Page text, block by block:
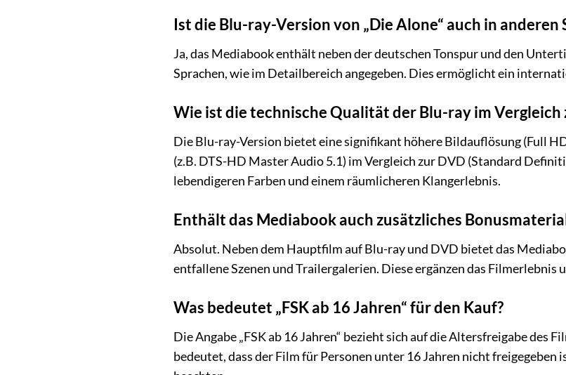
Ist die Blu-ray-Version von „Die Alone“ auch in anderen
Ja, das Mediabook enthält neben der deutschen Tonspur und den
Sprachen, wie im Detailbereich angegeben. Dies ermöglicht ein
Wie ist die technische Qualität der Blu-ray im Vergleich
Die Blu-ray-Version bietet eine signifikant höhere Bildauflösung (Full
(z.B. DTS-HD Master Audio 5.1) im Vergleich zur DVD (Standard
lebendigeren Farben und einem räumlicheren Klangerlebnis.
Enthält das Mediabook auch zusätzliches
Absolut. Neben dem Hauptfilm auf Blu-ray und DVD bietet das
entfallene Szenen und Trailergalerien. Diese ergänzen das
Was bedeutet „FSK ab 16 Jahren“ für den Kauf?
Die Angabe „FSK ab 16 Jahren“ bezieht sich auf die Altersfreigabe
bedeutet, dass der Film für Personen unter 16 Jahren nicht freigegeben